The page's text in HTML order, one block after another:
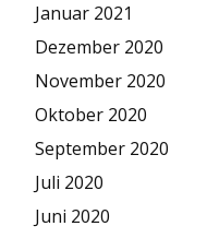
Januar 2021
Dezember 2020
November 2020
Oktober 2020
September 2020
Juli 2020
Juni 2020